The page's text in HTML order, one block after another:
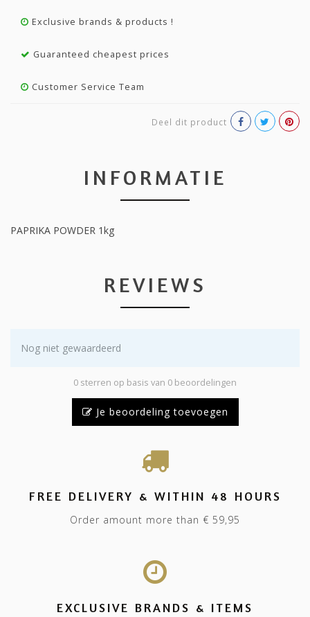
Exclusive brands & products !
Guaranteed cheapest prices
Customer Service Team
Deel dit product
INFORMATIE
PAPRIKA POWDER 1kg
REVIEWS
Nog niet gewaardeerd
0 sterren op basis van 0 beoordelingen
Je beoordeling toevoegen
FREE DELIVERY & WITHIN 48 HOURS
Order amount more than € 59,95
EXCLUSIVE BRANDS & ITEMS